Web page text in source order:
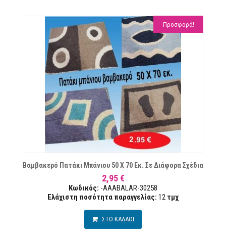
Προσφορά!
Βαμβακερό Πατάκι Μπάνιου 50 Χ 70 Εκ. Σε Διάφορα Σχέδια
2,95 €
Κωδικός: -AAABALAR-30258
Ελάχιστη ποσότητα παραγγελίας: 12 τμχ
ΣΤΟ ΚΑΛΑΘΙ